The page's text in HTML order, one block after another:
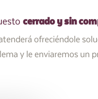
cerrado y sin
ofreciéndole
y le enviaremos un